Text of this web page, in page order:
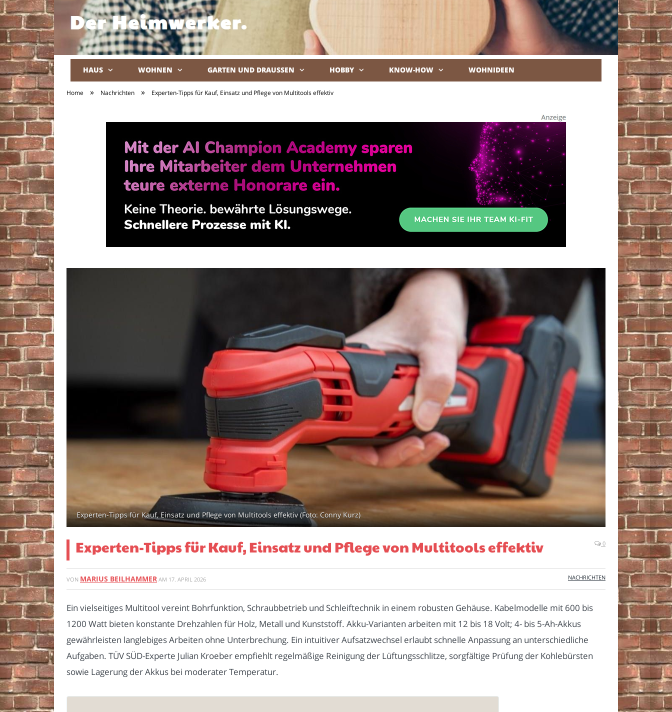
HAUS WOHNEN GARTEN UND DRAUSSEN HOBBY KNOW-HOW WOHNIDEEN
Home » Nachrichten » Experten-Tipps für Kauf, Einsatz und Pflege von Multitools effektiv
Experten-Tipps für Kauf, Einsatz und Pflege von Multitools effektiv (Foto: Conny Kurz)
Experten-Tipps für Kauf, Einsatz und Pflege von Multitools effektiv 0
VON MARIUS BEILHAMMER AM 17. APRIL 2026 NACHRICHTEN
Ein vielseitiges Multitool vereint Bohrfunktion, Schraubbetrieb und Schleiftechnik in einem robusten Gehäuse. Kabelmodelle mit 600 bis
1200 Watt bieten konstante Drehzahlen für Holz, Metall und Kunststoff. Akku-Varianten arbeiten mit 12 bis 18 Volt; 4- bis 5-Ah-Akkus
gewährleisten langlebiges Arbeiten ohne Unterbrechung. Ein intuitiver Aufsatzwechsel erlaubt schnelle Anpassung an unterschiedliche
Aufgaben. TÜV SÜD-Experte Julian Kroeber empfiehlt regelmäßige Reinigung der Lüftungsschlitze, sorgfältige Prüfung der Kohlebürsten
sowie Lagerung der Akkus bei moderater Temperatur.